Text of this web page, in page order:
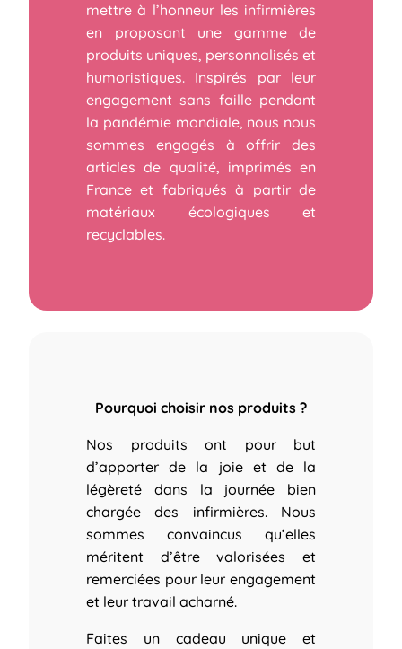
mettre à l’honneur les infirmières
en proposant une gamme de
produits uniques, personnalisés et
humoristiques. Inspirés par leur
engagement sans faille pendant
la pandémie mondiale, nous nous
sommes engagés à offrir des
articles de qualité, imprimés en
France et fabriqués à partir de
matériaux écologiques et
recyclables.
Pourquoi choisir nos produits ?
Nos produits ont pour but
d’apporter de la joie et de la
légèreté dans la journée bien
chargée des infirmières. Nous
sommes convaincus qu’elles
méritent d’être valorisées et
remerciées pour leur engagement
et leur travail acharné.
Faites un cadeau unique et